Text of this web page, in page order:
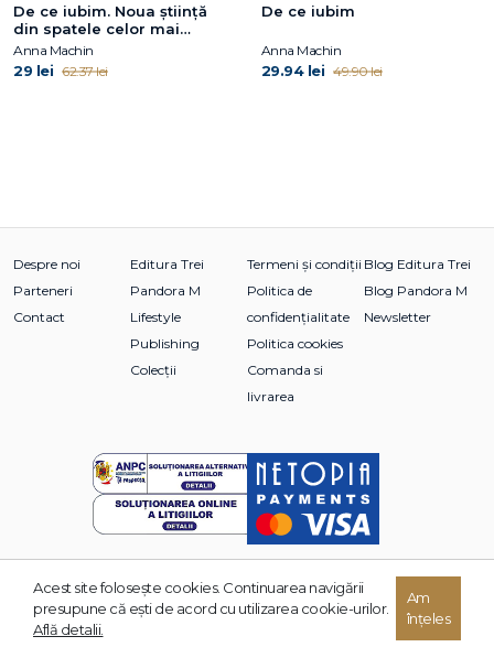
De ce iubim. Noua știință
din spatele celor mai
strânse relații dintre noi
Anna Machin
29 lei 62.37 lei
De ce iubim
Anna Machin
29.94 lei 49.90 lei
Despre noi
Parteneri
Contact
Editura Trei
Pandora M
Lifestyle
Publishing
Colecții
Termeni și condiții
Politica de
confidențialitate
Politica cookies
Comanda si
livrarea
Blog Editura Trei
Blog Pandora M
Newsletter
© 2026 Grupul Editorial TREI. Toate drepturile rezervate.
Acest site foloseşte cookies. Continuarea navigării
presupune că eşti de acord cu utilizarea cookie-urilor.
Află detalii.
Am
înțeles